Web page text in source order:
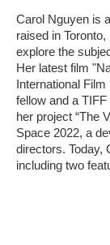
Carol Nguyen is
raised in
explore the
Her latest film
International
fellow and a
her project “The
Space 2022, a
directors. Today,
including two